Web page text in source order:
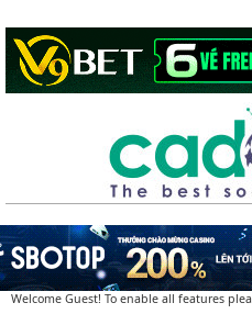
Welcome Guest! To enable all features